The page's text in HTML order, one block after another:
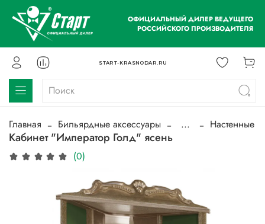
ОФИЦИАЛЬНЫЙ ДИЛЕР ВЕДУЩЕГО
РОССИЙСКОГО ПРОИЗВОДИТЕЛЯ
START-KRASNODAR.RU
Главная Бильярдные аксессуары ... Настенные
Кабинет "Император Голд" ясень
(0)